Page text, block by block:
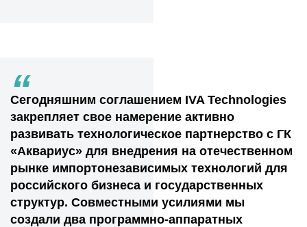
“
Сегодняшним соглашением IVA Technologies
закрепляет свое намерение активно
развивать технологическое партнерство с ГК
«Аквариус» для внедрения на отечественном
рынке импортонезависимых технологий для
российского бизнеса и государственных
структур. Совместными усилиями мы
создали два программно-аппаратных